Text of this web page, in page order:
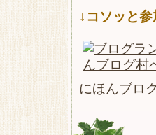
↓コソッと
にほんブロ